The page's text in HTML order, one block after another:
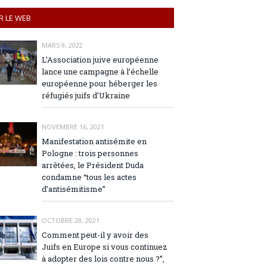
LE WEB
MARS 9, 2022
L’Association juive européenne
lance une campagne à l’échelle
européenne pour héberger les
réfugiés juifs d’Ukraine
NOVEMBRE 16, 2021
Manifestation antisémite en
Pologne : trois personnes
arrêtées, le Président Duda
condamne “tous les actes
d’antisémitisme”
OCTOBRE 28, 2021
Comment peut-il y avoir des
Juifs en Europe si vous continuez
à adopter des lois contre nous ?”,